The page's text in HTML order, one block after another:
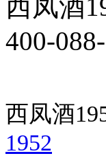
西凤酒
400-
西凤酒
1952